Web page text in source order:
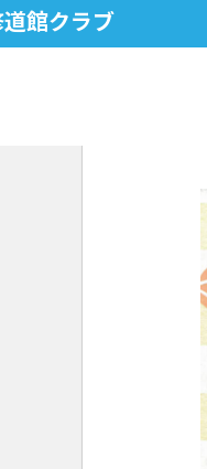
道館クラブ